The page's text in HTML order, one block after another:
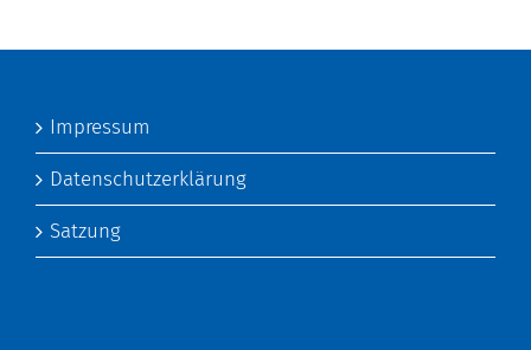
Impressum
Datenschutzerklärung
Satzung